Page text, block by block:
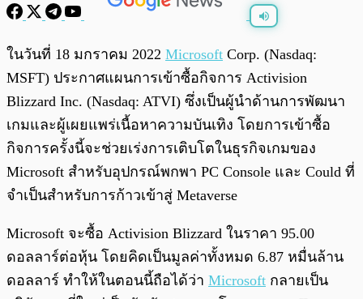
พร้อมเล่น
ในวันที่ 18 มกราคม 2022 Microsoft Corp. (Nasdaq:
MSFT) ประกาศแผนการเข้าซื้อกิจการ Activision
Blizzard Inc. (Nasdaq: ATVI) ซึ่งเป็นผู้นำด้านการพัฒนา
เกมและผู้เผยแพร่เนื้อหาความบันเทิง โดยการเข้าซื้อ
กิจการครั้งนี้จะช่วยเร่งการเติบโตในธุรกิจเกมของ
Microsoft สำหรับอุปกรณ์พกพา PC Console และ Could ที่
จำเป็นสำหรับการก้าวเข้าสู่ Metaverse
Microsoft จะซื้อ Activision Blizzard ในราคา 95.00
ดอลลาร์ต่อหุ้น โดยคิดเป็นมูลค่าทั้งหมด 6.87 หมื่นล้าน
ดอลลาร์ ทำให้ในตอนนี้ถือได้ว่า Microsoft กลายเป็น